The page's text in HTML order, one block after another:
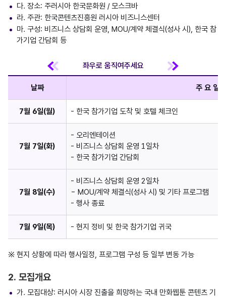
다. 장소: 주러시아 한국문화원 / 모스크바
라. 주관: 한국콘텐츠진흥원 러시아 비즈니스센터
마. 구성: 비즈니스 상담회 운영, MOU/계약 체결식(성사 시), 한국 참
가기업 간담회 등
날짜 주 요 일
7월 6일(월) - 한국 참가기업 도착 및 호텔 체크인
7월 7일(화)
- 오리엔테이션
- 비즈니스 상담회 운영 1일차
- 한국 참가기업 간담회
7월 8일(수)
- 비즈니스 상담회 운영 2일차
- MOU/계약 체결식(성사 시) 및 기타 프로그램
- 행사 종료
7월 9일(목) - 현지 정비 및 한국 참가기업 귀국
※ 현지 상황에 따라 행사일정, 프로그램 구성 등 일부 변동 가능
2. 모집개요
가. 모집대상: 러시아 시장 진출을 희망하는 국내 만화웹툰 콘텐츠 기